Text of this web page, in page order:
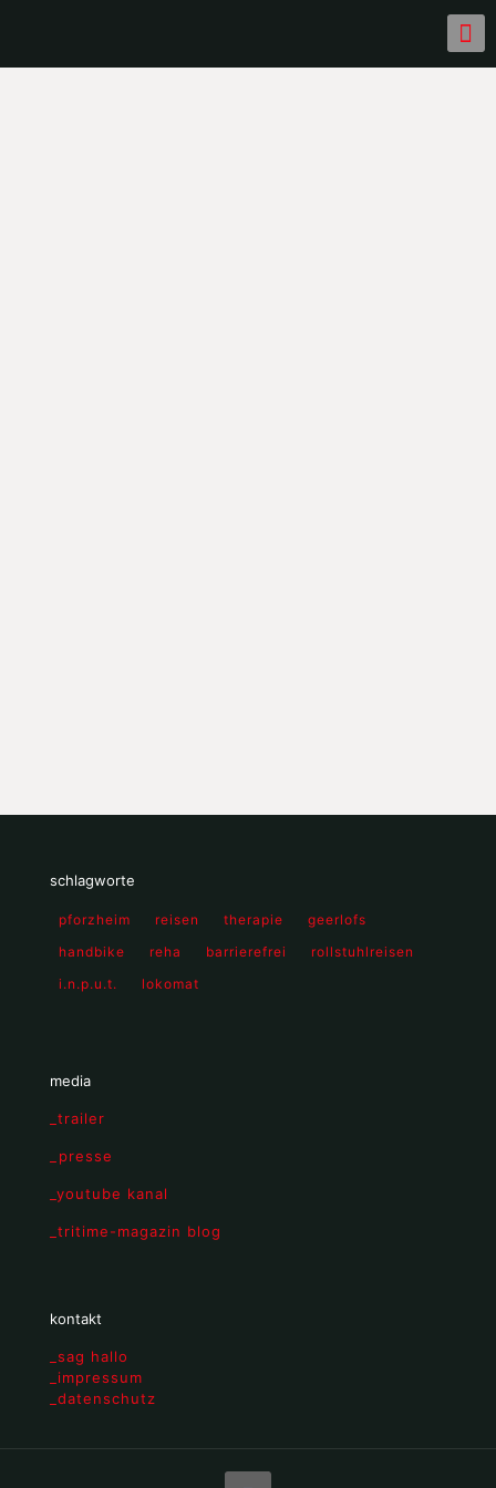
schlagworte
pforzheim reisen therapie
geerlofs
handbike
reha barrierefrei
rollstuhlreisen
i.n.p.u.t.
lokomat
media
_trailer
_presse
_youtube kanal
_tritime-magazin blog
kontakt
_sag hallo
_impressum
_datenschutz